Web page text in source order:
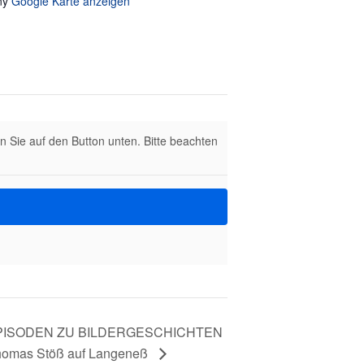
Sie auf den Button unten. Bitte beachten
ZU BILDERGESCHICHTEN
Stöß auf Langeneß